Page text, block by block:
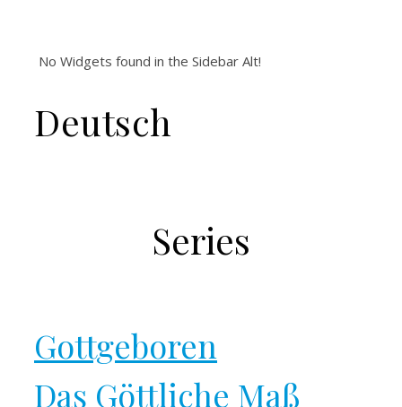
No Widgets found in the Sidebar Alt!
Deutsch
Series
Gottgeboren
Das Göttliche Maß